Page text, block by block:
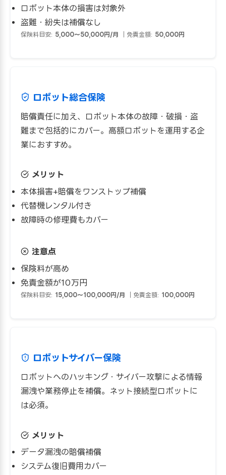
ロボット本体の損害は対象外
盗難・紛失は補償なし
保険料目安: 5,000〜50,000円/月 ｜免責金額: 50,000円
ロボット総合保険
賠償責任に加え、ロボット本体の故障・破損・盗
難まで包括的にカバー。高額ロボットを運用する企
業におすすめ。
メリット
本体損害+賠償をワンストップ補償
代替機レンタル付き
故障時の修理費もカバー
注意点
保険料が高め
免責金額が10万円
保険料目安: 15,000〜100,000円/月 ｜免責金額: 100,000円
ロボットサイバー保険
ロボットへのハッキング・サイバー攻撃による情報
漏洩や業務停止を補償。ネット接続型ロボットに
は必須。
メリット
データ漏洩の賠償補償
システム復旧費用カバー